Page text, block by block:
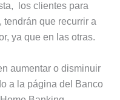
los clientes para
que recurrir a
ya que en las otras.
aumentar o disminuir
a la página del Banco